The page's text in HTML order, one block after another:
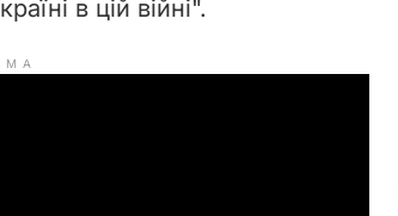
в цій війні".